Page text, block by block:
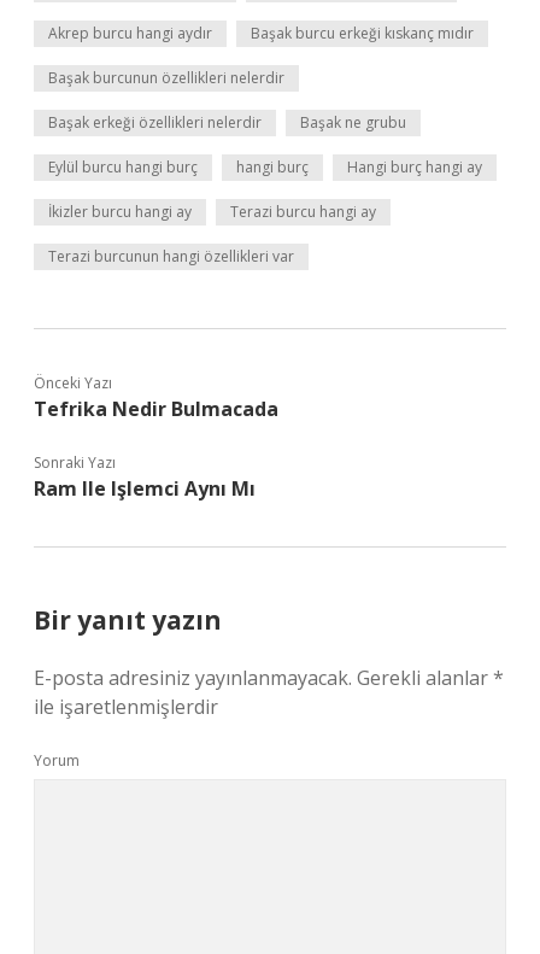
Akrep burcu hangi aydır Başak burcu erkeği kıskanç mıdır
Başak burcunun özellikleri nelerdir
Başak erkeği özellikleri nelerdir Başak ne grubu
Eylül burcu hangi burç hangi burç Hangi burç hangi ay
İkizler burcu hangi ay Terazi burcu hangi ay
Terazi burcunun hangi özellikleri var
Önceki Yazı
Tefrika Nedir Bulmacada
Sonraki Yazı
Ram Ile Işlemci Aynı Mı
Bir yanıt yazın
E-posta adresiniz yayınlanmayacak. Gerekli alanlar*
ile işaretlenmişlerdir
Yorum